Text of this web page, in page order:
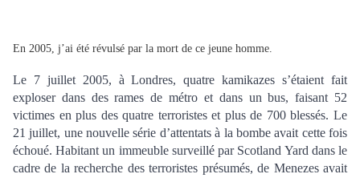
En 2005, j’ai été révulsé par la mort de ce jeune homme.
Le 7 juillet 2005, à Londres,quatre kamikazes s’étaient fait
exploser dans des rames de métro et dans un bus, faisant 52
victimes en plus des quatre terroristes et plus de 700 blessés. Le
21 juillet, une nouvelle série d’attentats à la bombe avait cette fois
échoué. Habitant un immeuble surveillé par Scotland Yard dans le
cadre de la recherche des terroristes présumés, de Menezes avait